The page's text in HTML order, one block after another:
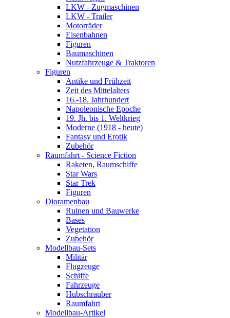
LKW - Zugmaschinen
LKW - Trailer
Motorräder
Eisenbahnen
Figuren
Baumaschinen
Nutzfahrzeuge & Traktoren
Figuren
Antike und Frühzeit
Zeit des Mittelalters
16.-18. Jahrhundert
Napoleonische Epoche
19. Jh. bis 1. Weltkrieg
Moderne (1918 - heute)
Fantasy und Erotik
Zubehör
Raumfahrt - Science Fiction
Raketen, Raumschiffe
Star Wars
Star Trek
Figuren
Dioramenbau
Ruinen und Bauwerke
Bases
Vegetation
Zubehör
Modellbau-Sets
Militär
Flugzeuge
Schiffe
Fahrzeuge
Hubschrauber
Raumfahrt
Modellbau-Artikel